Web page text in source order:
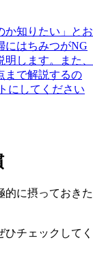
か知りたい」とお
にはちみつがNG
します。また、
まで解説するの
にしてください
的に摂っておきた
チェックしてく